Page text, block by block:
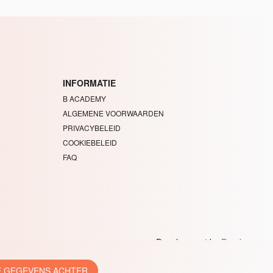
GEGEVENS ACHTER
INFORMATIE
B ACADEMY
ALGEMENE VOORWAARDEN
PRIVACYBELEID
COOKIEBELEID
FAQ
Development by Pendo